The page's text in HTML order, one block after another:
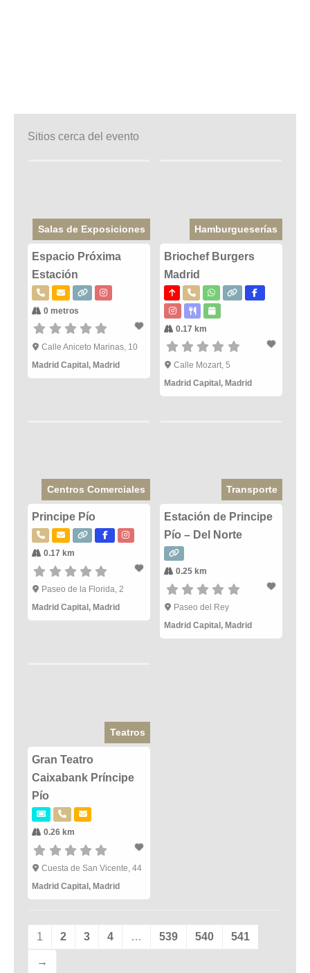
Sitios cerca del evento
Salas de Exposiciones
Espacio Próxima
Estación
0 metros
Calle Aniceto Marinas, 10
Madrid Capital, Madrid
Hamburgueserías
Briochef Burgers
Madrid
0.17 km
Calle Mozart, 5
Madrid Capital,Madrid
Centros Comerciales
Principe Pío
0.17 km
Paseo de la Florida, 2
Madrid Capital , Madrid
Transporte
Estación de Principe
Pío – Del Norte
0.25 km
Paseo del Rey
Madrid Capital , Madrid
Teatros
Gran Teatro
Caixabank Príncipe
Pío
0.26 km
Cuesta de San Vicente, 44
Madrid Capital , Madrid
1 2 3 4 … 539 540 541
→